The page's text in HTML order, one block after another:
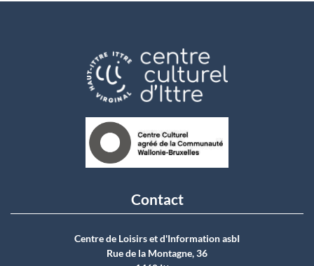
Contact
Centre de Loisirs et d'Information asbI
Rue de la Montagne, 36